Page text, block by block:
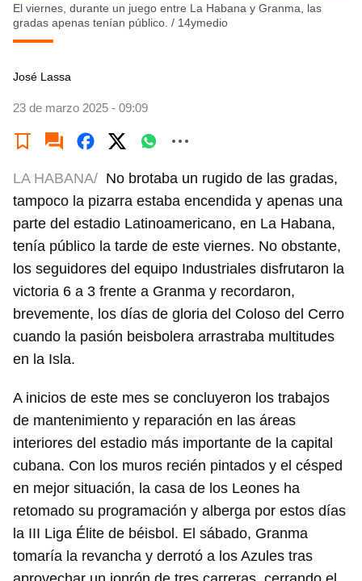
El viernes, durante un juego entre La Habana y Granma, las
gradas apenas tenían público. / 14ymedio
José Lassa
23 de marzo 2025 - 09:09
LA HABANA/ No brotaba un rugido de las gradas,
tampoco la pizarra estaba encendida y apenas una
parte del estadio Latinoamericano, en La Habana,
tenía público la tarde de este viernes. No obstante,
los seguidores del equipo Industriales disfrutaron la
victoria 6 a 3 frente a Granma y recordaron,
brevemente, los días de gloria del Coloso del Cerro
cuando la pasión beisbolera arrastraba multitudes
en la Isla.
A inicios de este mes se concluyeron los trabajos
de mantenimiento y reparación en las áreas
interiores del estadio más importante de la capital
cubana. Con los muros recién pintados y el césped
en mejor situación, la casa de los Leones ha
retomado su programación y alberga por estos días
la III Liga Élite de béisbol. El sábado, Granma
tomaría la revancha y derrotó a los Azules tras